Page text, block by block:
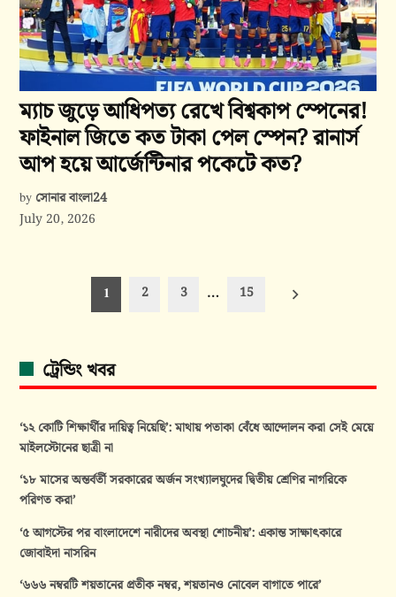
ম্যাচ জুড়ে আধিপত্য রেখে বিশ্বকাপ স্পেনের!
ফাইনাল জিতে কত টাকা পেল স্পেন? রানার্স
আপ হয়ে আর্জেন্টিনার পকেটে কত?
by সোনার বাংলা24
July 20, 2026
pagination
1 2 3 … 15
ট্রেন্ডিং খবর
‘১২ কোটি শিক্ষার্থীর দায়িত্ব নিয়েছি’: মাথায় পতাকা বেঁধে আন্দোলন করা সেই মেয়ে
মাইলস্টোনের ছাত্রী না
‘১৮ মাসের অন্তর্বর্তী সরকারের অর্জন সংখ্যালঘুদের দ্বিতীয় শ্রেণির নাগরিকে
পরিণত করা’
‘৫ আগস্টের পর বাংলাদেশে নারীদের অবস্থা শোচনীয়’: একান্ত সাক্ষাৎকারে
জোবাইদা নাসরিন
‘৬৬৬ নম্বরটি শয়তানের প্রতীক নম্বর, শয়তানও নোবেল বাগাতে পারে’